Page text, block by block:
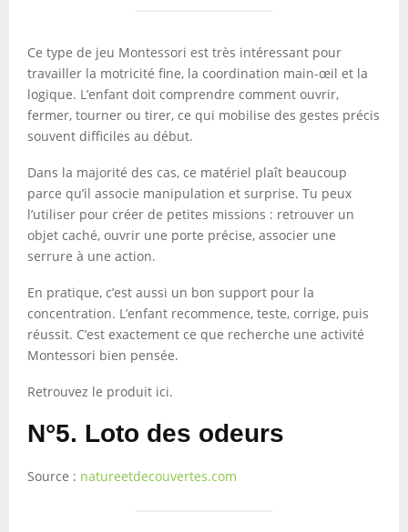
Ce type de jeu Montessori est très intéressant pour
travailler la motricité fine, la coordination main-œil et la
logique. L’enfant doit comprendre comment ouvrir,
fermer, tourner ou tirer, ce qui mobilise des gestes précis
souvent difficiles au début.
Dans la majorité des cas, ce matériel plaît beaucoup
parce qu’il associe manipulation et surprise. Tu peux
l’utiliser pour créer de petites missions : retrouver un
objet caché, ouvrir une porte précise, associer une
serrure à une action.
En pratique, c’est aussi un bon support pour la
concentration. L’enfant recommence, teste, corrige, puis
réussit. C’est exactement ce que recherche une activité
Montessori bien pensée.
Retrouvez le produit ici.
N°5. Loto des odeurs
Source : natureetdecouvertes.com